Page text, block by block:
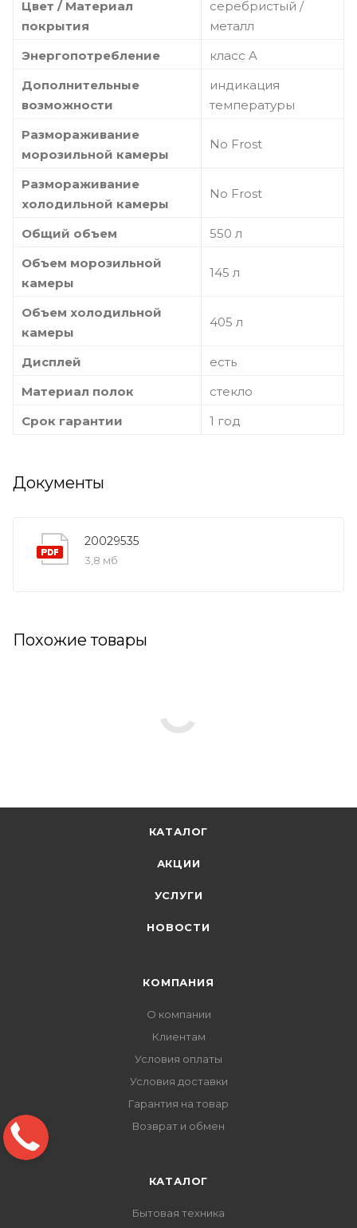
Цвет / Материал
покрытия
серебристый /
металл
Энергопотребление
класс A
Дополнительные
возможности
индикация
температуры
Размораживание
морозильной камеры
No Frost
Размораживание
холодильной камеры
No Frost
Общий объем
550 л
Объем морозильной
камеры
145 л
Объем холодильной
камеры
405 л
Дисплей
есть
Материал полок
стекло
Срок гарантии
1 год
Документы
20029535
3,8 мб
Похожие товары
КАТАЛОГ
АКЦИИ
УСЛУГИ
НОВОСТИ
КОМПАНИЯ
О компании
Клиентам
Условия оплаты
Условия доставки
Гарантия на товар
Возврат и обмен
КАТАЛОГ
Бытовая техника